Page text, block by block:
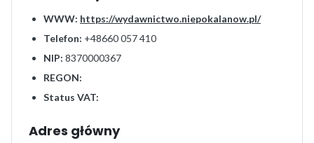
WWW: https://wydawnictwo.niepokalanow.pl/
Telefon: +48660 057 410
NIP: 8370000367
REGON:
Status VAT:
Adres główny